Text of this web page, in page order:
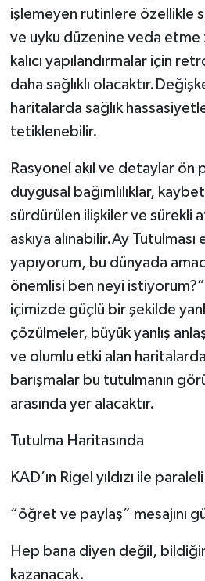
işlemeyen rutinlere özellikle
ve uyku düzenine veda etme
kalıcı yapılandırmalar için
daha sağlıklı
haritalarda sağlık
tetiklenebilir.
Rasyonel akıl ve detaylar ön
duygusal bağımlılıklar,
sürdürülen ilişkiler ve sürekli
askıya alınabilir.Ay
yapıyorum, bu dünyada
önemlisi ben neyi istiyorum?”
içimizde güçlü bir şekilde
çözülmeler, büyük yanlış
ve olumlu etki alan
barışmalar bu tutulmanın
arasında yer alacaktır.
Tutulma Haritasında
KAD’ın Rigel yıldızı ile paraleli
“öğret ve paylaş” mesajını
Hep bana diyen değil,
kazanacak.